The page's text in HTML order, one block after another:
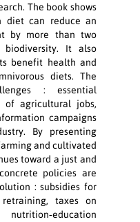
The book shows
diet can reduce an
by more than two
It also
benefit health and
diets. The
: essential
of agricultural jobs,
campaigns
By presenting
and cultivated
toward a just and
policies are
: subsidies for
retraining, taxes on